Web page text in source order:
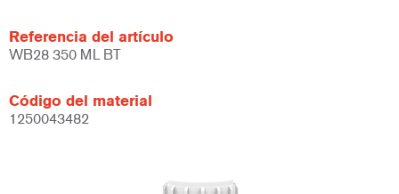
Referencia del artículo
WB28 350 ML BT
Código del material
1250043482